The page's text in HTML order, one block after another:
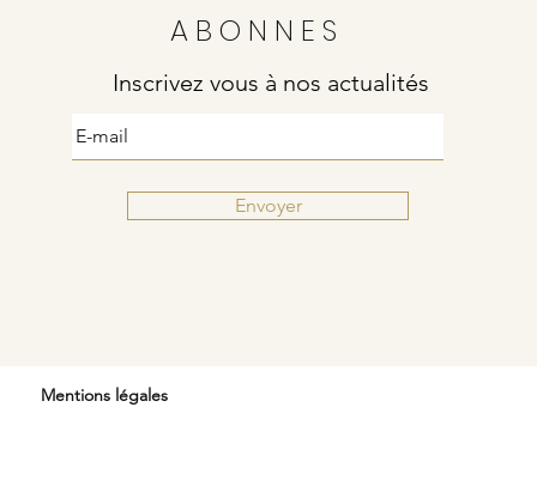
ABONNES
Envoyer
Inscrivez vous à nos actualités
Mentions légales